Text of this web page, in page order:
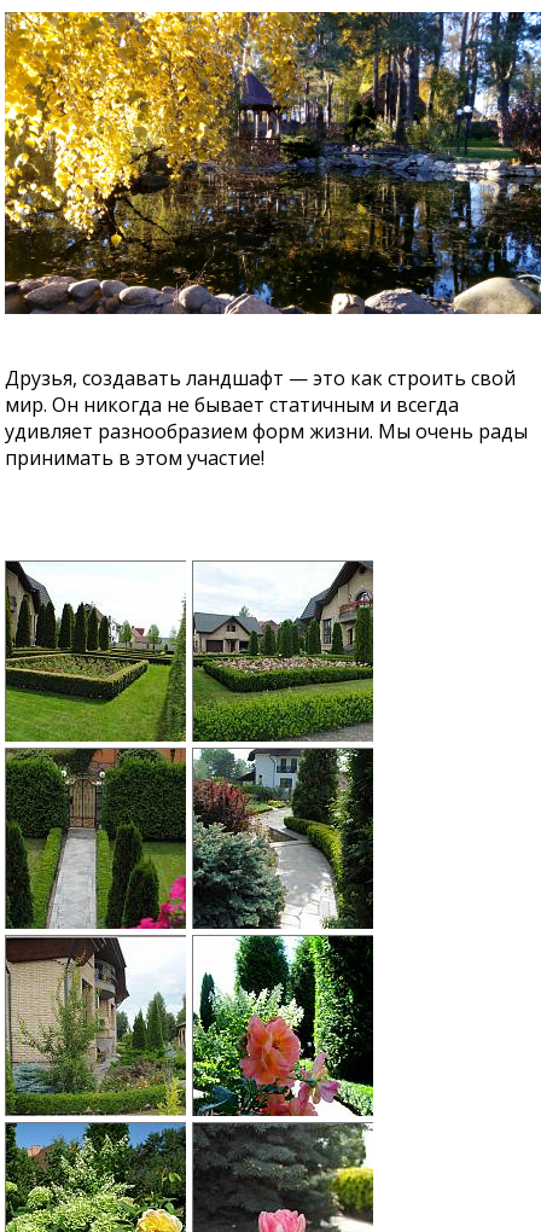
Друзья, создавать ландшафт — это как строить свой
мир. Он никогда не бывает статичным и всегда
удивляет разнообразием форм жизни. Мы очень рады
принимать в этом участие!